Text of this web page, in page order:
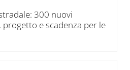
300 nuovi
e scadenza per le